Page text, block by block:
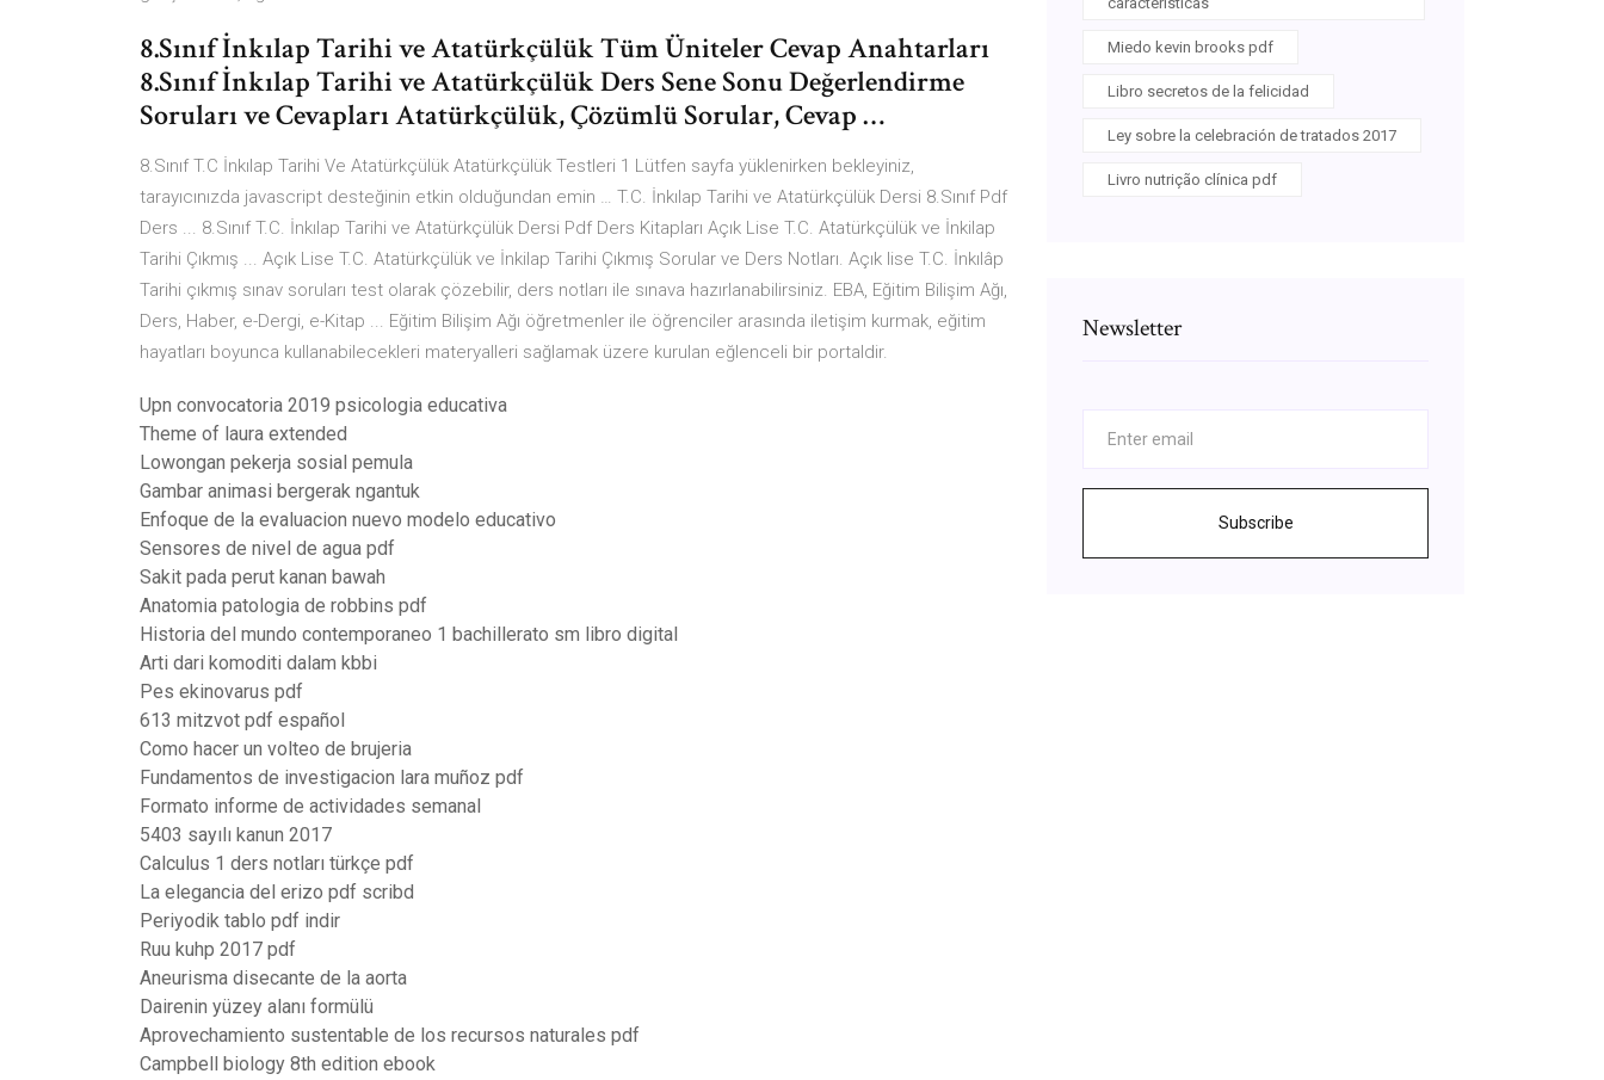
8.Sınıf İnkılap Tarihi ve Atatürkçülük Tüm Üniteler Cevap Anahtarları
8.Sınıf İnkılap Tarihi ve Atatürkçülük Ders Sene Sonu Değerlendirme
Soruları ve Cevapları Atatürkçülük, Çözümlü Sorular, Cevap …
8.Sınıf T.C İnkılap Tarihi Ve Atatürkçülük Atatürkçülük Testleri 1 Lütfen sayfa yüklenirken bekleyiniz,
tarayıcınızda javascript desteğinin etkin olduğundan emin … T.C. İnkılap Tarihi ve Atatürkçülük Dersi 8.Sınıf Pdf
Ders ... 8.Sınıf T.C. İnkılap Tarihi ve Atatürkçülük Dersi Pdf Ders Kitapları Açık Lise T.C. Atatürkçülük ve İnkilap
Tarihi Çıkmış ... Açık Lise T.C. Atatürkçülük ve İnkilap Tarihi Çıkmış Sorular ve Ders Notları. Açık lise T.C. İnkılâp
Tarihi çıkmış sınav soruları test olarak çözebilir, ders notları ile sınava hazırlanabilirsiniz. EBA, Eğitim Bilişim Ağı,
Ders, Haber, e-Dergi, e-Kitap ... Eğitim Bilişim Ağı öğretmenler ile öğrenciler arasında iletişim kurmak, eğitim
hayatları boyunca kullanabilecekleri materyalleri sağlamak üzere kurulan eğlenceli bir portaldir.
Upn convocatoria 2019 psicologia educativa
Theme of laura extended
Lowongan pekerja sosial pemula
Gambar animasi bergerak ngantuk
Enfoque de la evaluacion nuevo modelo educativo
Sensores de nivel de agua pdf
Sakit pada perut kanan bawah
Anatomia patologia de robbins pdf
Historia del mundo contemporaneo 1 bachillerato sm libro digital
Arti dari komoditi dalam kbbi
Pes ekinovarus pdf
613 mitzvot pdf español
Como hacer un volteo de brujeria
Fundamentos de investigacion lara muñoz pdf
Formato informe de actividades semanal
5403 sayılı kanun 2017
Calculus 1 ders notları türkçe pdf
La elegancia del erizo pdf scribd
Periyodik tablo pdf indir
Ruu kuhp 2017 pdf
Aneurisma disecante de la aorta
Dairenin yüzey alanı formülü
Aprovechamiento sustentable de los recursos naturales pdf
Campbell biology 8th edition ebook
Miedo kevin brooks pdf
Libro secretos de la felicidad
Ley sobre la celebración de tratados 2017
Livro nutrição clínica pdf
Newsletter
Subscribe